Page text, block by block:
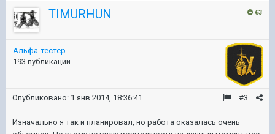
63
TIMURHUN
Альфа-тестер
193 публикации
#3
Опубликовано: 1 янв 2014, 18:36:41
Изначально я так и планировал, но работа оказалась очень